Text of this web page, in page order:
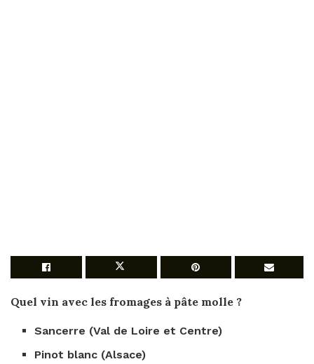
Quel vin avec les fromages à pâte molle ?
Sancerre (Val de Loire et Centre)
Pinot blanc (Alsace)